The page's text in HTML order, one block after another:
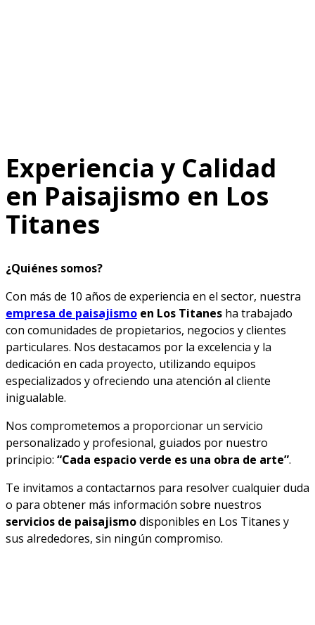
Experiencia y Calidad
en Paisajismo en Los
Titanes
¿Quiénes somos?
Con más de 10 años de experiencia en el sector, nuestra
empresa de paisajismo en Los Titanes ha trabajado
con comunidades de propietarios, negocios y clientes
particulares. Nos destacamos por la excelencia y la
dedicación en cada proyecto, utilizando equipos
especializados y ofreciendo una atención al cliente
inigualable.
Nos comprometemos a proporcionar un servicio
personalizado y profesional, guiados por nuestro
principio: “Cada espacio verde es una obra de arte”.
Te invitamos a contactarnos para resolver cualquier duda
o para obtener más información sobre nuestros
servicios de paisajismodisponibles en Los Titanes y
sus alrededores, sin ningún compromiso.